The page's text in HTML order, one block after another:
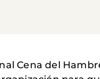
Cena del